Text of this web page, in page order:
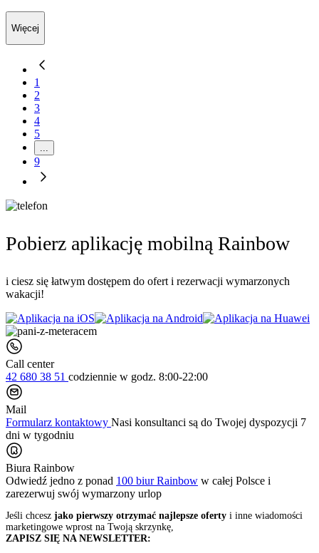
Więcej
1
2
3
4
5
...
9
Pobierz aplikację mobilną Rainbow
i ciesz się łatwym dostępem do ofert i rezerwacji wymarzonych
wakacji!
Call center
42 680 38 51 codziennie w godz. 8:00-22:00
Mail
Formularz kontaktowy Nasi konsultanci są do Twojej dyspozycji 7
dni w tygodniu
Biura Rainbow
Odwiedź jedno z ponad 100 biur Rainbow w całej Polsce i
zarezerwuj swój wymarzony urlop
Jeśli chcesz jako pierwszy otrzymać najlepsze oferty i inne wiadomości
marketingowe wprost na Twoją skrzynkę,
ZAPISZ SIĘ NA NEWSLETTER: